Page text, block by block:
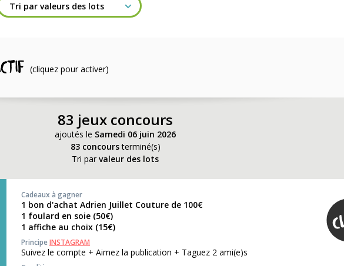
INACTIF (cliquez pour activer)
83 jeux concours
ajoutés le Samedi 06 juin 2026
83 concoursterminé(s)
Tri par valeur des lots
Cadeaux à gagner
1 bon d'achat Adrien Juillet Couture de 100€
1 foulard en soie (50€)
1 affiche au choix (15€)
PrincipeINSTAGRAM
Suivez le compte + Aimez la publication + Taguez 2 ami(e)s